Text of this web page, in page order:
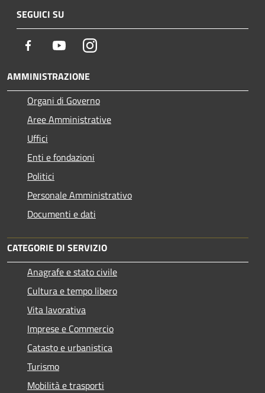
SEGUICI SU
Facebook YoutubeInstagram
AMMINISTRAZIONE
Organi di Governo
Aree Amministrative
Uffici
Enti e fondazioni
Politici
Personale Amministrativo
Documenti e dati
CATEGORIE DI SERVIZIO
Anagrafe e stato civile
Cultura e tempo libero
Vita lavorativa
Imprese e Commercio
Catasto e urbanistica
Turismo
Mobilità e trasporti